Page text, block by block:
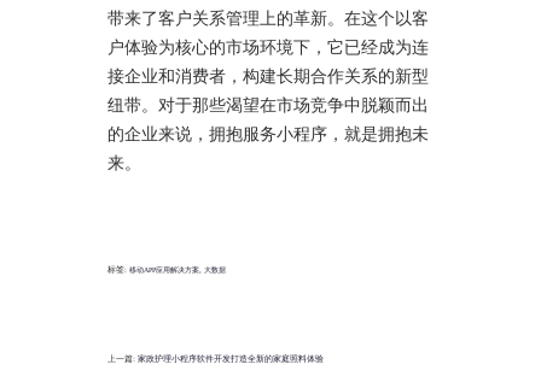
带来了客户关系管理上的革新。在这个以客
户体验为核心的市场环境下，它已经成为连
接企业和消费者，构建长期合作关系的新型
纽带。对于那些渴望在市场竞争中脱颖而出
的企业来说，拥抱服务小程序，就是拥抱未
来。
标签: 移动APP应用解决方案 大数据
上一篇: 家政护理小程序软件开发打造全新的家庭照料体验